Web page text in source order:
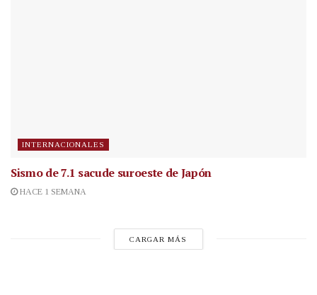
INTERNACIONALES
Sismo de 7.1 sacude suroeste de Japón
HACE 1 SEMANA
CARGAR MÁS